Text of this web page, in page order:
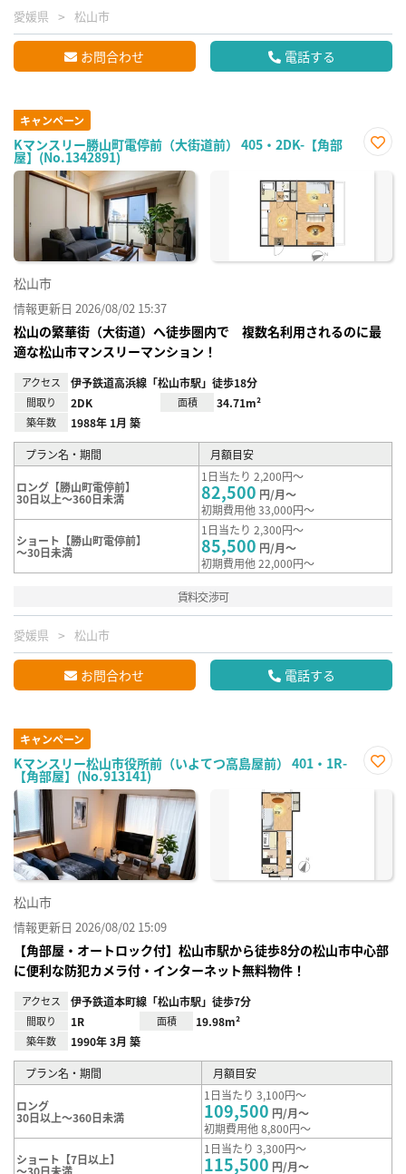
愛媛県 松山市
お問合わせ 電話する
キャンペーン
Kマンスリー勝山町電停前（大街道前） 405・2DK-【角部
屋】(No.1342891)
に入
松山市
情報更新日 2026/08/02 15:37
松山の繁華街（大街道）へ徒歩圏内で 複数名利用されるのに最
適な松山市マンスリーマンション！
アクセス 伊予鉄道高浜線「松山市駅」徒歩18分
間取り 2DK 面積 34.71m²
築年数 1988年 1月 築
プラン名・期間 月額目安
ロング【勝山町電停前】
30日以上～360日未満
1日当たり 2,200円～
82,500 円/月～
初期費用他 33,000円～
ショート【勝山町電停前】
～30日未満
1日当たり 2,300円～
85,500 円/月～
初期費用他 22,000円～
賃料交渉可
愛媛県 松山市
お問合わせ 電話する
キャンペーン
Kマンスリー松山市役所前（いよてつ高島屋前） 401・1R-
【角部屋】(No.913141)
に入
松山市
情報更新日 2026/08/02 15:09
【角部屋・オートロック付】松山市駅から徒歩8分の松山市中心部
に便利な防犯カメラ付・インターネット無料物件！
アクセス 伊予鉄道本町線「松山市駅」徒歩7分
間取り 1R 面積 19.98m²
築年数 1990年 3月 築
プラン名・期間 月額目安
ロング
30日以上～360日未満
1日当たり 3,100円～
109,500 円/月～
初期費用他 8,800円～
ショート【7日以上】
1日当たり 3,300円～
115,500 円/月～